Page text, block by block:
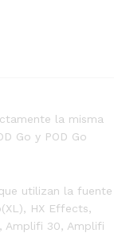
la misma
Go y POD Go
utilizan la fuente
HX Effects,
Amplifi 30, Amplifi